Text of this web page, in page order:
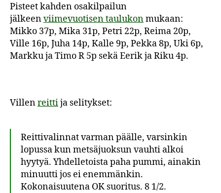
Pisteet kahden osakilpailun
jälkeenviimevuotisen taulukonmukaan:
Mikko 37p, Mika 31p, Petri 22p, Reima 20p,
Ville 16p, Juha 14p, Kalle 9p, Pekka 8p, Uki 6p,
Markku ja Timo R 5p sekä Eerik ja Riku 4p.
Villenreittija selitykset:
Reittivalinnat varman päälle, varsinkin
lopussa kun metsäjuoksun vauhti alkoi
hyytyä. Yhdelletoista paha pummi, ainakin
minuutti jos ei enemmänkin.
Kokonaisuutena OK suoritus. 8 1/2.